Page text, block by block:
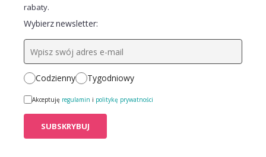
rabaty.
Wybierz newsletter:
Codzienny Tygodniowy
Akceptuję regulamin i politykę prywatności